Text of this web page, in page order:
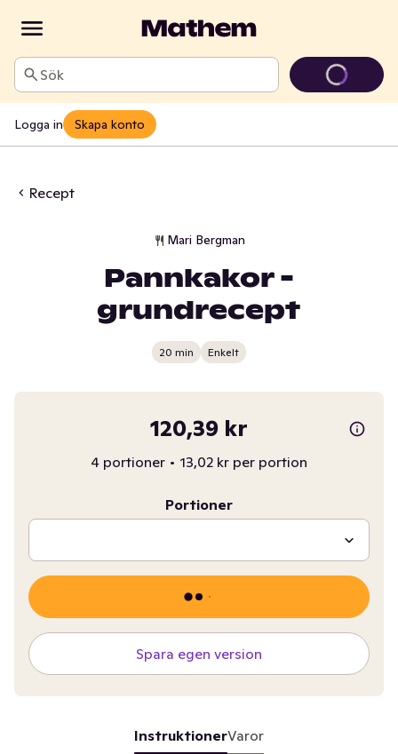
Sök
Logga in Skapa konto
Recept
Mari Bergman
Pannkakor -
grundrecept
20 min Enkelt
120,39 kr
4 portioner • 13,02 kr per portion
Portioner
Spara egen version
InstruktionerVaror